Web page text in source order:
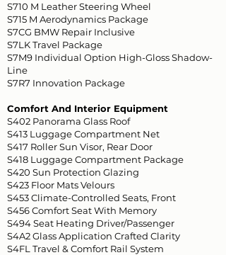
S710 M Leather Steering Wheel
S715 M Aerodynamics Package
S7CG BMW Repair Inclusive
S7LK Travel Package
S7M9 Individual Option High-Gloss Shadow-
Line
S7R7 Innovation Package
Comfort And Interior Equipment
S402 Panorama Glass Roof
S413 Luggage Compartment Net
S417 Roller Sun Visor, Rear Door
S418 Luggage Compartment Package
S420 Sun Protection Glazing
S423 Floor Mats Velours
S453 Climate-Controlled Seats, Front
S456 Comfort Seat With Memory
S494 Seat Heating Driver/Passenger
S4A2 Glass Application Crafted Clarity
S4FL Travel & Comfort Rail System